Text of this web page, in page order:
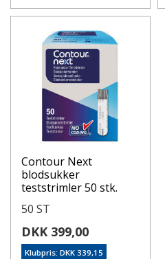
Contour Next
blodsukker
teststrimler 50 stk.
50 ST
DKK 399,00
Klubpris: DKK 339,15